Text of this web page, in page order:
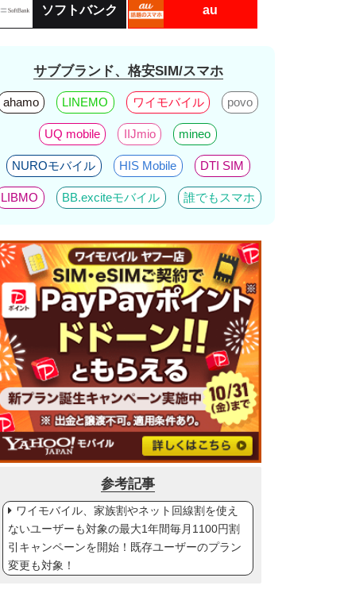
ソフトバンク au
サブブランド、格安SIM/スマホ
ahamo LINEMO ワイモバイル povo
UQ mobile IIJmio mineo
NUROモバイル HIS Mobile DTI SIM
LIBMO BB.exciteモバイル 誰でもスマホ
参考記事
ワイモバイル、家族割やネット回線割を使え
ないユーザーも対象の最大1年間毎月1100円割
引キャンペーンを開始！既存ユーザーのプラン
変更も対象！